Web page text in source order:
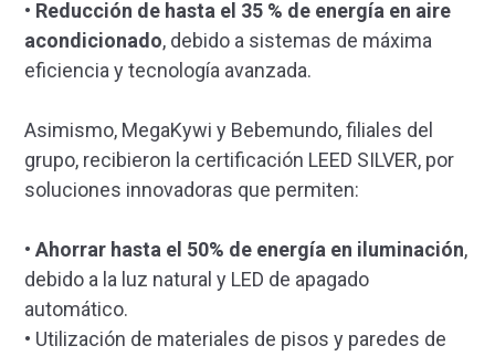
• Reducción de hasta el 35 % de energía en aire
acondicionado, debido a sistemas de máxima
eficiencia y tecnología avanzada.
Asimismo, MegaKywi y Bebemundo, filiales del
grupo, recibieron la certificación LEED SILVER, por
soluciones innovadoras que permiten:
• Ahorrar hasta el 50% de energía en iluminación,
debido a la luz natural y LED de apagado
automático.
• Utilización de materiales de pisos y paredes de